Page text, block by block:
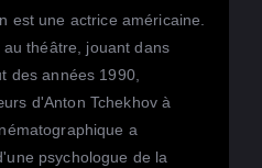
est une actrice américaine.
théâtre, jouant dans
des années 1990,
d'Anton Tchekhov à
a
psychologue de la